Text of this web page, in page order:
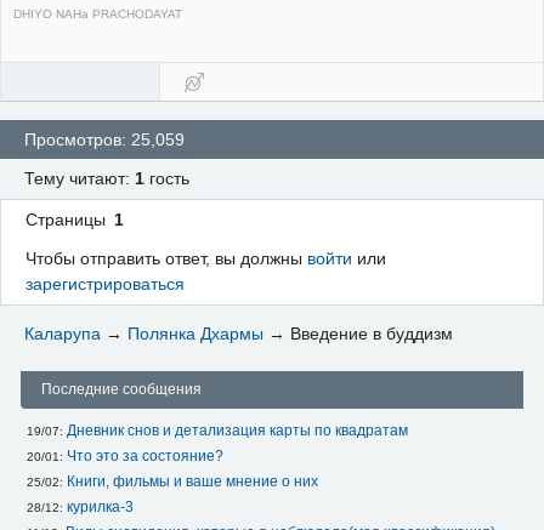
DHIYO NAHa PRACHODAYAT
Просмотров: 25,059
Тему читают: 1 гость
Страницы 1
Чтобы отправить ответ, вы должны войти или
зарегистрироваться
Каларупа → Полянка Дхармы → Введение в буддизм
Последние сообщения
19/07: Дневник снов и детализация карты по квадратам
20/01: Что это за состояние?
25/02: Книги, фильмы и ваше мнение о них
28/12: курилка-3